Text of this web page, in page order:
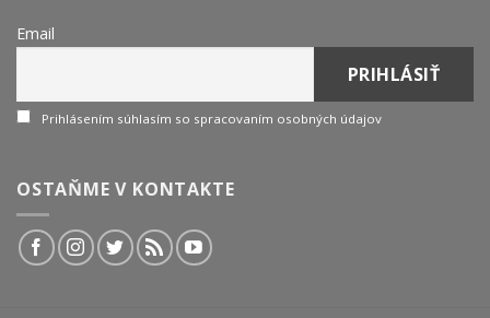
Email
Prihlásením súhlasím so spracovaním osobných údajov
OSTAŇME V KONTAKTE